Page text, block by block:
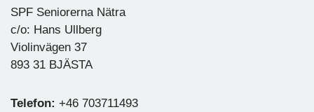
SPF Seniorerna Nätra
c/o: Hans Ullberg
Violinvägen 37
893 31 BJÄSTA
Telefon: +46 703711493